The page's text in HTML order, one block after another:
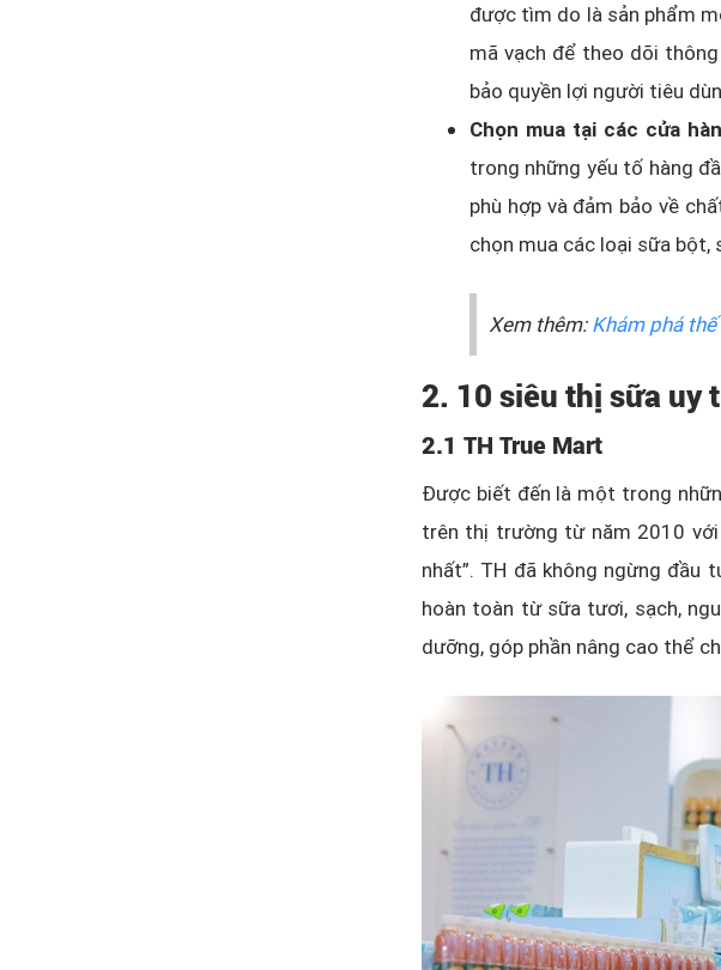
được tìm do là sản phẩm
mã vạch để theo dõi
bảo quyền lợi người tiêu
Chọn mua tại các cửa
trong những yếu tố hàng
phù hợp và đảm bảo về
chọn mua các loại sữa
Xem thêm:Khám phá
2. 10 siêu thị sữa uy
2.1 TH True Mart
Được biết đến là một trong
trên thị trường từ năm 2010
nhất”. TH đã không ngừng
hoàn toàn từ sữa tươi, sạch,
dưỡng, góp phần nâng cao thể